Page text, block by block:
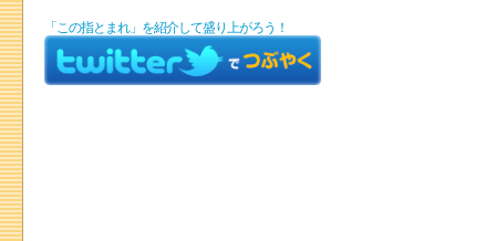
「この指とまれ」を紹介して盛り上がろう！